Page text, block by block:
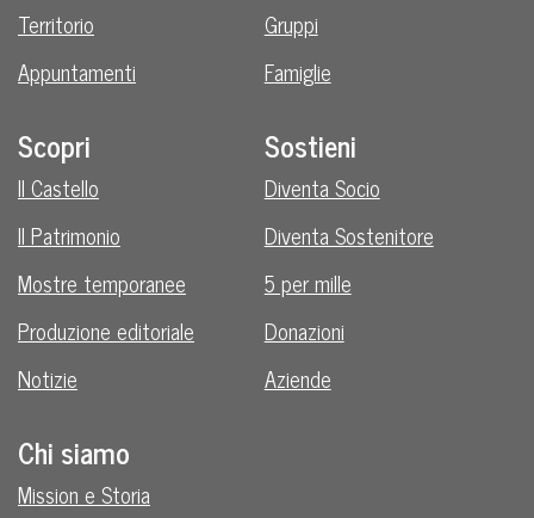
Territorio
Appuntamenti
Gruppi
Famiglie
Scopri
Il Castello
Il Patrimonio
Mostre temporanee
Produzione editoriale
Notizie
Sostieni
Diventa Socio
Diventa Sostenitore
5 per mille
Donazioni
Aziende
Chi siamo
Mission e Storia